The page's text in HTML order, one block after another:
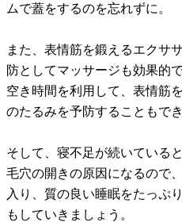
ムで蓋をするのを忘れずに。
また、表情筋を鍛えるエクサ
防としてマッサージも効果的
空き時間を利用して、表情筋
のたるみを予防することもでき
そして、寝不足が続いている
毛穴の開きの原因になるので
入り、質の良い睡眠をたっぷ
もしていきましょう。